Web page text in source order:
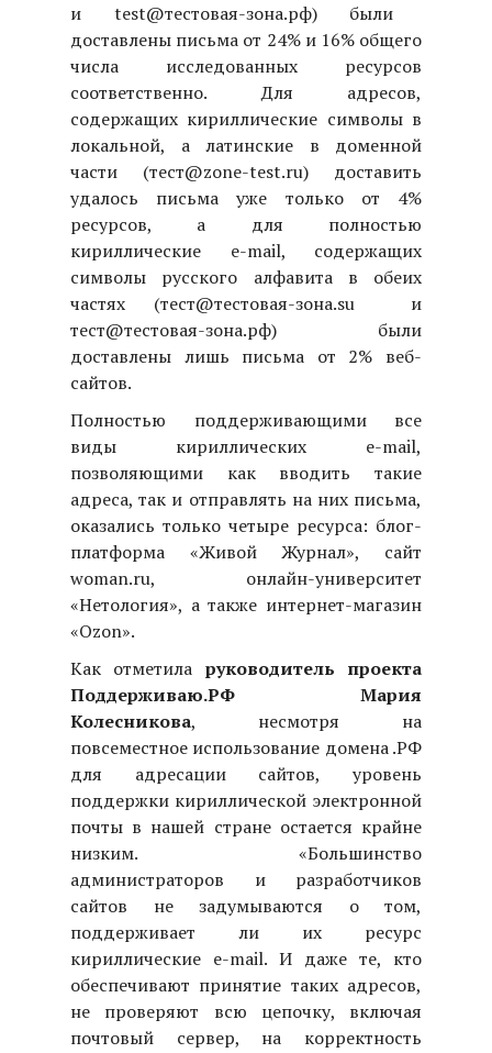
и test@тестовая-зона.рф) были
доставлены письма от 24% и 16% общего
числа исследованных ресурсов
соответственно. Для адресов,
содержащих кириллические символы в
локальной, а латинские в доменной
части (тест@zone-test.ru) доставить
удалось письма уже только от 4%
ресурсов, а для полностью
кириллические e-mail, содержащих
символы русского алфавита в обеих
частях (тест@тестовая-зона.suи
тест@тестовая-зона.рф) были
доставлены лишь письма от 2% веб-
сайтов.
Полностью поддерживающими все
виды кириллических e-mail,
позволяющими как вводить такие
адреса, так и отправлять на них письма,
оказались только четыре ресурса: блог-
платформа «Живой Журнал», сайт
woman.ru, онлайн-университет
«Нетология», а также интернет-магазин
«Ozon».
Как отметила руководитель проекта
Поддерживаю.РФ Мария
Колесникова, несмотря на
повсеместное использование домена .РФ
для адресации сайтов, уровень
поддержки кириллической электронной
почты в нашей стране остается крайне
низким. «Большинство
администраторов и разработчиков
сайтов не задумываются о том,
поддерживает ли их ресурс
кириллические e-mail. И даже те, кто
обеспечивают принятие таких адресов,
не проверяют всю цепочку, включая
почтовый сервер, на корректность